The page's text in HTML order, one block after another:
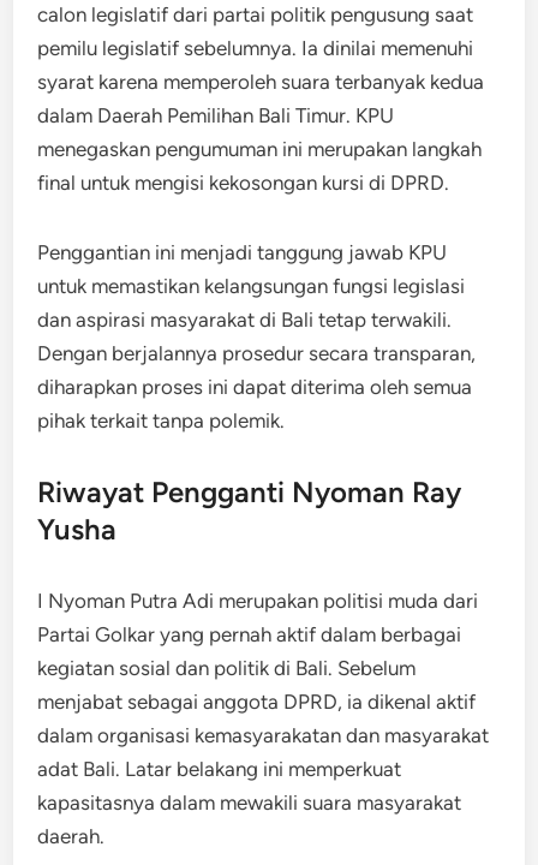
calon legislatif dari partai politik pengusung saat
pemilu legislatif sebelumnya. Ia dinilai memenuhi
syarat karena memperoleh suara terbanyak kedua
dalam Daerah Pemilihan Bali Timur. KPU
menegaskan pengumuman ini merupakan langkah
final untuk mengisi kekosongan kursi di DPRD.
Penggantian ini menjadi tanggung jawab KPU
untuk memastikan kelangsungan fungsi legislasi
dan aspirasi masyarakat di Bali tetap terwakili.
Dengan berjalannya prosedur secara transparan,
diharapkan proses ini dapat diterima oleh semua
pihak terkait tanpa polemik.
Riwayat Pengganti Nyoman Ray
Yusha
I Nyoman Putra Adi merupakan politisi muda dari
Partai Golkar yang pernah aktif dalam berbagai
kegiatan sosial dan politik di Bali. Sebelum
menjabat sebagai anggota DPRD, ia dikenal aktif
dalam organisasi kemasyarakatan dan masyarakat
adat Bali. Latar belakang ini memperkuat
kapasitasnya dalam mewakili suara masyarakat
daerah.